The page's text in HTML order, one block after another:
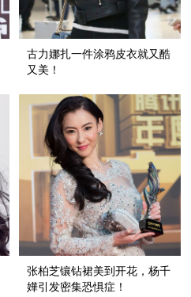
古力娜扎一件涂鸦皮衣就又酷
又美！
张柏芝镶钻裙美到开花，杨千
嬅引发密集恐惧症！